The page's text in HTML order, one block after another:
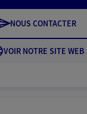
NOUS CONTACTER
VOIR NOTRE SITE WEB